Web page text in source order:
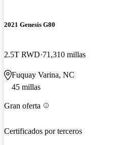
2021 Genesis G80
2.5T RWD 71,310 millas
Fuquay Varina, NC
45 millas
Gran oferta
Certificados por terceros